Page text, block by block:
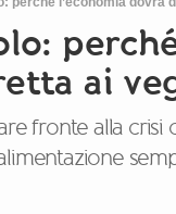
ai
fronte alla crisi